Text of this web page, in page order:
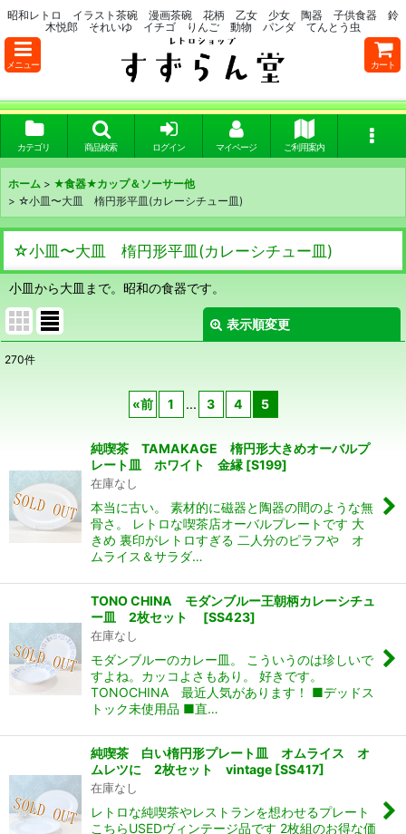
昭和レトロ イラスト茶碗 漫画茶碗 花柄 乙女 少女 陶器 子供食器 鈴
木悦郎 それいゆ イチゴ りんご 動物 パンダ てんとう虫
メニュー カート
カテゴリ 商品検索 ログイン マイページ ご利用案内
ホーム > ★食器★カップ＆ソーサー他
> ☆小皿〜大皿 楕円形平皿(カレーシチュー皿)
☆小皿〜大皿 楕円形平皿(カレーシチュー皿)
小皿から大皿まで。昭和の食器です。
表示順変更
絞り込む
270件
«前 1 ... 3 4 5
純喫茶 TAMAKAGE 楕円形大きめオーバルプ
レート皿 ホワイト 金縁 [S199]
在庫なし
本当に古い。 素材的に磁器と陶器の間のような無
骨さ。 レトロな喫茶店オーバルプレートです 大
きめ 裏印がレトロすぎる 二人分のピラフや オ
ムライス＆サラダ…
TONO CHINA モダンブルー王朝柄カレーシチュ
ー皿 2枚セット
[SS423]
在庫なし
モダンブルーのカレー皿。 こういうのは珍しいで
すよね。カッコよさもあり。 好きです。
TONOCHINA 最近人気があります！ ■デッドス
トック未使用品 ■直…
純喫茶 白い楕円形プレート皿 オムライス オ
ムレツに 2枚セット vintage [SS417]
在庫なし
レトロな純喫茶やレストランを想わせるプレート
こちらUSEDヴィンテージ品です 2枚組のお得な価